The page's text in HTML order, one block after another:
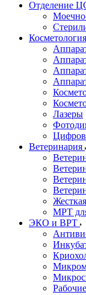
Отделение
Лазеры
Ветеринария
МРТ
ЭКО и ВРТ